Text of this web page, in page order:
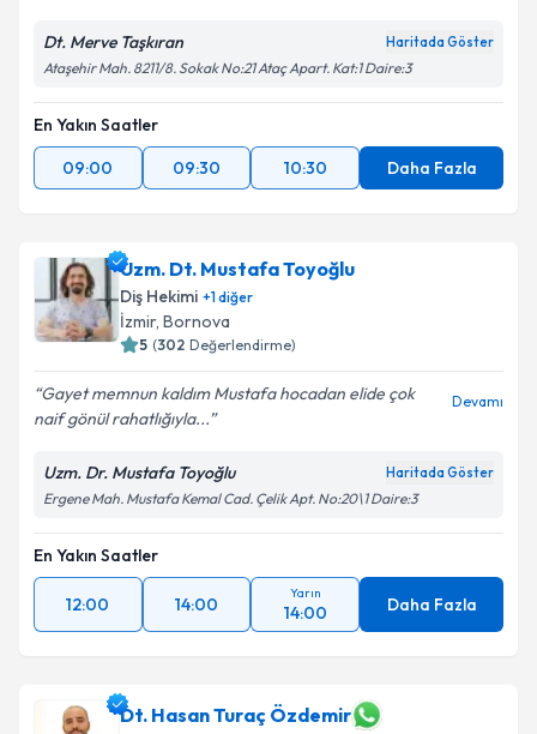
Dt. Merve Taşkıran Haritada Göster
Ataşehir Mah. 8211/8. Sokak No:21 Ataç Apart. Kat:1 Daire:3
En Yakın Saatler
09:00
09:30 10:30 Daha Fazla
Uzm. Dt. Mustafa Toyoğlu
Diş Hekimi +1diğer
İzmir, Bornova
5 (302 Değerlendirme)
Gayet memnun kaldım Mustafa hocadan elide çok
naif gönül rahatlığıyla...
Devamı
Uzm. Dr. Mustafa Toyoğlu Haritada Göster
Ergene Mah. Mustafa Kemal Cad. Çelik Apt. No:20\1 Daire:3
En Yakın Saatler
12:00 14:00
Yarın
14:00 Daha Fazla
Dt. Hasan Turaç Özdemir